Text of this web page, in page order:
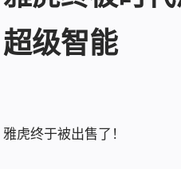
超级智能
雅虎终于被出售了！